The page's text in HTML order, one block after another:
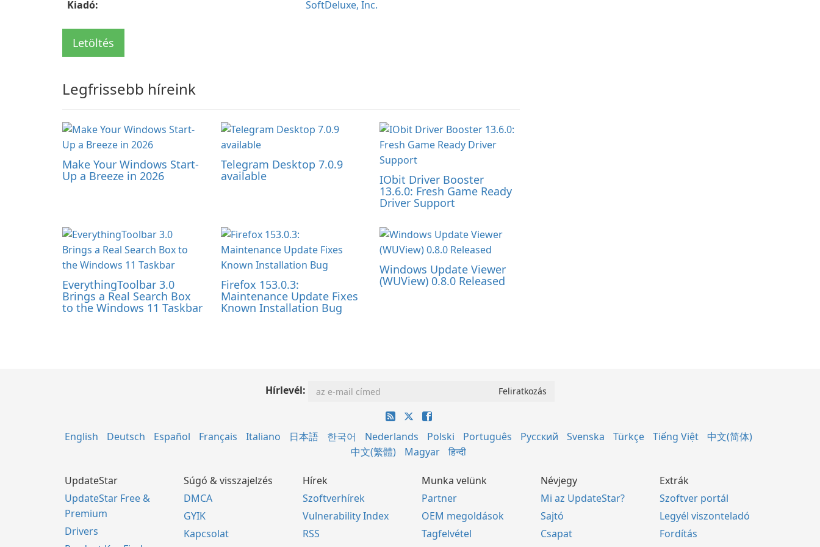
Kiadó:
SoftDeluxe, Inc.
Letöltés
Legfrissebb híreink
Make Your Windows Start-
Up a Breeze in 2026
Telegram Desktop 7.0.9
available IObit Driver Booster
13.6.0: Fresh Game Ready
Driver Support
EverythingToolbar 3.0
Brings a Real Search Box
to the Windows 11 Taskbar
Firefox 153.0.3:
Maintenance Update Fixes
Known Installation Bug
Windows Update Viewer
(WUView) 0.8.0 Released
Hírlevél:
English Deutsch Español Français Italiano 日本語 한국어 Nederlands Polski Português Русский Svenska Türkçe Tiếng Việt
中文(简体)
中文(繁體)
Magyar हिन्दी
UpdateStar
UpdateStar Free &
Premium
Drivers
Súgó & visszajelzés
DMCA
GYIK
Kapcsolat
Hírek
Szoftverhírek
Vulnerability Index
RSS
Munka velünk
Partner
OEM megoldások
Tagfelvétel
Névjegy
Mi az UpdateStar?
Sajtó
Csapat
Extrák
Szoftver portál
Legyél viszonteladó
Fordítás